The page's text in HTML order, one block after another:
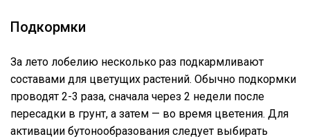
Подкормки
За лето лобелию несколько раз подкармливают
составами для цветущих растений. Обычно подкормки
проводят 2-3 раза, сначала через 2 недели после
пересадки в грунт, а затем — во время цветения. Для
активации бутонообразования следует выбирать